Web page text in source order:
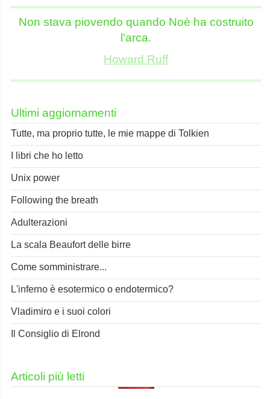
Non stava piovendo quando Noè ha costruito
l'arca.
Howard Ruff
Ultimi aggiornamenti
Tutte, ma proprio tutte, le mie mappe di Tolkien
I libri che ho letto
Unix power
Following the breath
Adulterazioni
La scala Beaufort delle birre
Come somministrare...
L'inferno è esotermico o endotermico?
Vladimiro e i suoi colori
Il Consiglio di Elrond
Articoli più letti